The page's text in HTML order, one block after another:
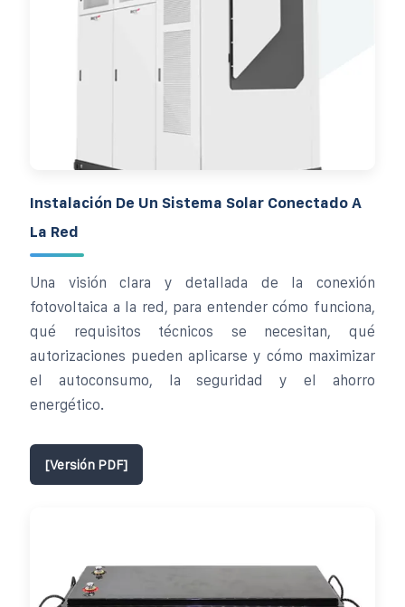
Instalación De Un Sistema Solar Conectado A
La Red
Una visión clara y detallada de la conexión
fotovoltaica a la red, para entender cómo funciona,
qué requisitos técnicos se necesitan, qué
autorizaciones pueden aplicarse y cómo maximizar
el autoconsumo, la seguridad y el ahorro
energético.
[Versión PDF]